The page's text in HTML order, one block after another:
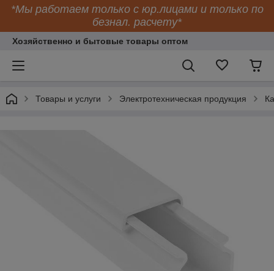
*Мы работаем только с юр.лицами и только по
безнал. расчету*
Хозяйственно и бытовые товары оптом
Товары и услуги Электротехническая продукция